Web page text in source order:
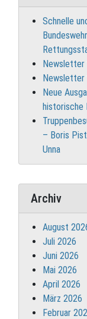
Schnelle
Newsletter
Newsletter
Neue
historische
– Boris
Unna
Archiv
August
Juli 2026
Juni 2026
Mai 2026
April 2026
März 2026
Februar